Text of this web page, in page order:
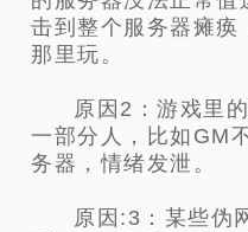
击到整个服务器瘫痪
那里玩。
原因2：游戏里
一部分人，比如GM
务器，情绪发泄。
原因:3：某些伪